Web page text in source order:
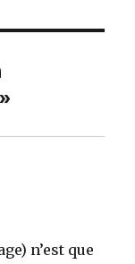
n’est que